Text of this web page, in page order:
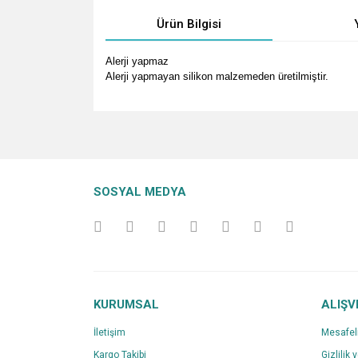
Ürün Bilgisi
Alerji yapmaz
Alerji yapmayan silikon malzemeden üretilmiştir.
Ürün açıklamasında eksik bilgiler bulunuyor.
SOSYAL MEDYA
KURUMSAL
İletişim
Kargo Takibi
Gizlilik